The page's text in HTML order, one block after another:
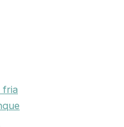
fria